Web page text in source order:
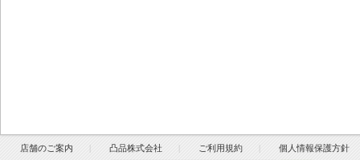
店舗のご案内 凸品株式会社 ご利用規約 個人情報保護方針